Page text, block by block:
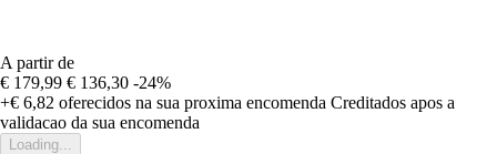
A partir de
€ 179,99 € 136,30 -24%
+€ 6,82 oferecidos na sua proxima encomenda Creditados apos a
validacao da sua encomenda
Loading...